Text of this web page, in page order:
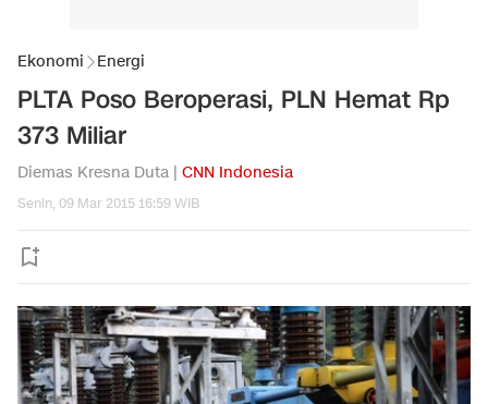
Ekonomi Energi
PLTA Poso Beroperasi, PLN Hemat Rp
373 Miliar
Diemas Kresna Duta | CNN Indonesia
Senin, 09 Mar 2015 16:59 WIB